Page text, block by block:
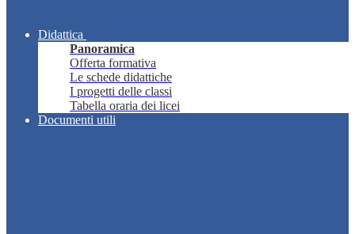
Didattica
Panoramica
Offerta formativa
Le schede didattiche
I progetti delle classi
Tabella oraria dei licei
Documenti utili